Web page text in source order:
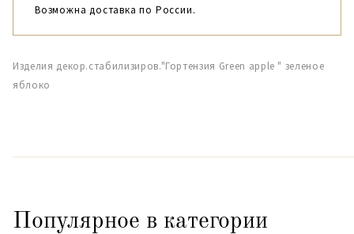
Возможна доставка по России.
Изделия декор.стабилизиров."Гортензия Green apple " зеленое
яблоко
Популярное в категории